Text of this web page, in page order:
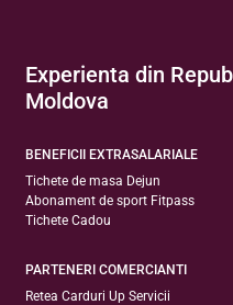
Experienta din
Moldova
BENEFICII EXTRASALARIALE
Tichete de masa Dejun
Abonament de sport Fitpass
Tichete Cadou
PARTENERI COMERCIANTI
Retea Carduri Up Servicii